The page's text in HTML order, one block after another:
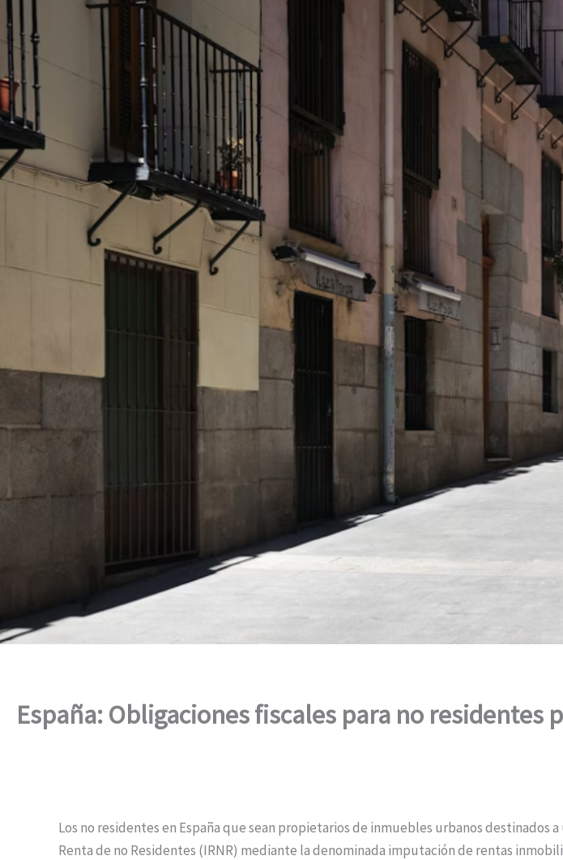
España: Obligaciones fiscales para no residentes
Los no residentes en España que sean propietarios de inmuebles urbanos
Renta de no Residentes (IRNR) mediante la denominada imputación de rentas